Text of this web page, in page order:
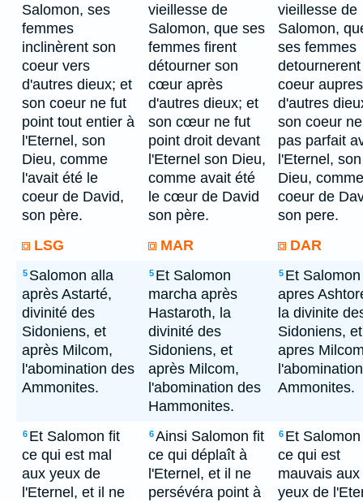
Salomon, ses
femmes
inclinèrent son
coeur vers
d'autres dieux; et
son coeur ne fut
point tout entier à
l'Eternel, son
Dieu, comme
l'avait été le
coeur de David,
son père.
vieillesse de
Salomon, que ses
femmes firent
détourner son
cœur après
d'autres dieux; et
son cœur ne fut
point droit devant
l'Eternel son Dieu,
comme avait été
le cœur de David
son père.
vieillesse de
Salomon,
ses femmes
coeur aupres
d'autres
son coeur
pas parfait
l'Eternel, son
Dieu,
coeur de
son pere.
LSG
MAR DAR
5 Salomon alla
après Astarté,
divinité des
Sidoniens, et
après Milcom,
l'abomination des
Ammonites.
5 Et Salomon
marcha après
Hastaroth, la
divinité des
Sidoniens, et
après Milcom,
l'abomination des
Hammonites.
5 Et
apres
la divinite
Sidoniens, et
apres
Ammonites.
6 Et Salomon fit
ce qui est mal
aux yeux de
l'Eternel, et il ne
6Ainsi Salomon fit
ce qui déplaît à
l'Eternel, et il ne
persévéra point à
6 Et
ce qui est
mauvais aux
yeux de